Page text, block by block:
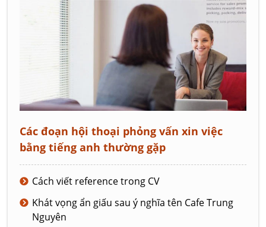
Các đoạn hội thoại phỏng vấn xin việc
bằng tiếng anh thường gặp
Cách viết reference trong CV
Khát vọng ẩn giấu sau ý nghĩa tên Cafe Trung
Nguyên